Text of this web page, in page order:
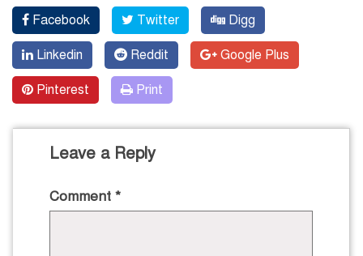
Facebook Twitter Digg
Linkedin Reddit Google Plus
Pinterest Print
Leave a Reply
Comment *